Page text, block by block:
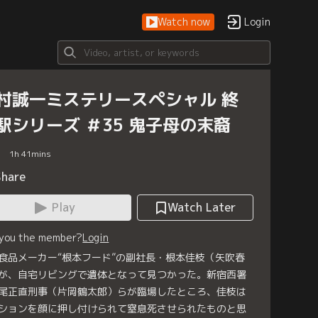
Watch now Login
誠一ミステリースペシャル 終
シリーズ ＃35 鬼子母の末裔
1h 41mins
Play
Watch Later
the member?Login
品メーカー“根本フード”の副社長・根本佳枝（矢吹春
、自宅リビングで遺体となって見つかった。新宿西署
正直刑事（片岡鶴太郎）らが臨場したところ、佳枝は
ョンを顔に押し付けられて窒息死させられたものと思